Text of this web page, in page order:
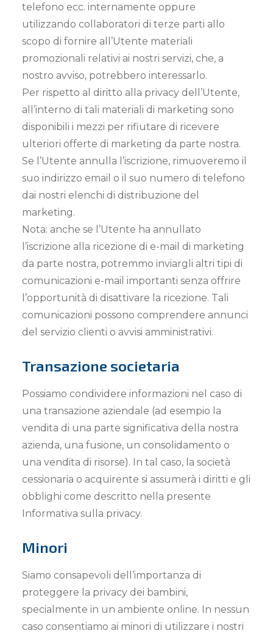
telefono ecc. internamente oppure
utilizzando collaboratori di terze parti allo
scopo di fornire all’Utente materiali
promozionali relativi ai nostri servizi, che, a
nostro avviso, potrebbero interessarlo.
Per rispetto al diritto alla privacy dell’Utente,
all’interno di tali materiali di marketing sono
disponibili i mezzi per rifiutare di ricevere
ulteriori offerte di marketing da parte nostra.
Se l’Utente annulla l’iscrizione, rimuoveremo il
suo indirizzo email o il suo numero di telefono
dai nostri elenchi di distribuzione del
marketing.
Nota: anche se l’Utente ha annullato
l’iscrizione alla ricezione di e-mail di marketing
da parte nostra, potremmo inviargli altri tipi di
comunicazioni e-mail importanti senza offrire
l’opportunità di disattivare la ricezione. Tali
comunicazioni possono comprendere annunci
del servizio clienti o avvisi amministrativi.
Transazione societaria
Possiamo condividere informazioni nel caso di
una transazione aziendale (ad esempio la
vendita di una parte significativa della nostra
azienda, una fusione, un consolidamento o
una vendita di risorse). In tal caso, la società
cessionaria o acquirente si assumerà i diritti e gli
obblighi come descritto nella presente
Informativa sulla privacy.
Minori
Siamo consapevoli dell’importanza di
proteggere la privacy dei bambini,
specialmente in un ambiente online. In nessun
caso consentiamo ai minori di utilizzare i nostri